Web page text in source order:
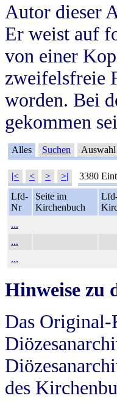
Autor dieser
Er weist auf
von einer
zweifelsfreie
worden. Bei
gekommen
Alles Suchen Auswahl
|< < > >| 3380
Lfd-
Nr
Seite im
Kirchenbuch
...
...
...
Hinweise zu
Das Original-
des